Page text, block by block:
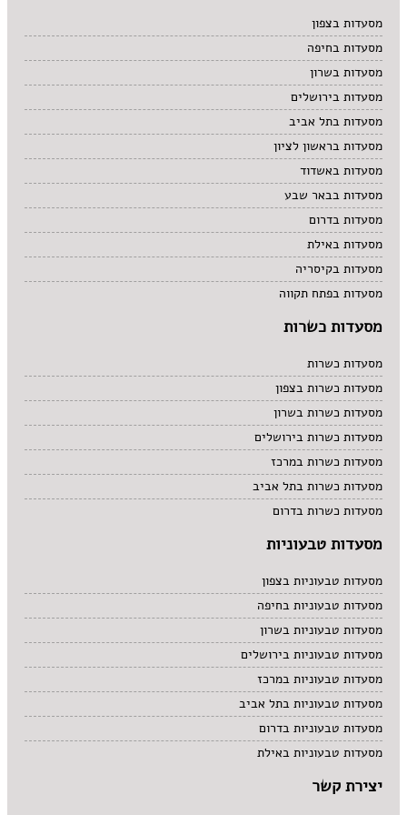
מרקים
מתוקים
סיני
סנדוויץ' בר
פאב
מסעדות בצפון
מסעדות בחיפה
מסעדות בשרון
מסעדות בירושלים
מסעדות בתל אביב
מסעדות בראשון לציון
מסעדות באשדוד
מסעדות בבאר שבע
מסעדות בדרום
מסעדות באילת
מסעדות בקיסריה
מסעדות בפתח תקווה
מסעדות כשרות
מסעדות כשרות
מסעדות כשרות בצפון
מסעדות כשרות בשרון
מסעדות כשרות בירושלים
מסעדות כשרות במרכז
מסעדות כשרות בתל אביב
מסעדות כשרות בדרום
מסעדות טבעוניות
מסעדות טבעוניות בצפון
מסעדות טבעוניות בחיפה
מסעדות טבעוניות בשרון
מסעדות טבעוניות בירושלים
מסעדות טבעוניות במרכז
מסעדות טבעוניות בתל אביב
מסעדות טבעוניות בדרום
מסעדות טבעוניות באילת
יצירת קשר